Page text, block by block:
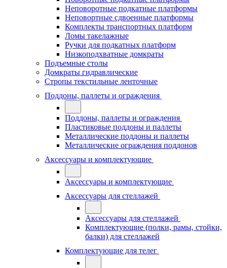
Неповоротные подкатные платформы
Неповортные сдвоенные платформы
Комплекты транспортных платформ
Ломы такелажные
Ручки для подкатных платформ
Низкоподхватные домкраты
Подъемные столы
Домкраты гидравлические
Стропы текстильные ленточные
Поддоны, паллеты и ограждения
Поддоны, паллеты и ограждения
Пластиковые поддоны и паллеты
Металлические поддоны и паллеты
Металлические ограждения поддонов
Аксессуары и комплектующие
Аксессуары и комплектующие
Аксессуары для стеллажей
Аксессуары для стеллажей
Комплектующие (полки, рамы, стойки,
балки) для стеллажей
Комплектующие для телег